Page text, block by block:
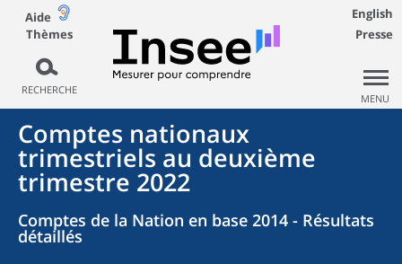
Aide
Thèmes
RECHERCHE
English
Presse
MENU
Comptes nationaux
trimestriels au deuxième
trimestre 2022
Comptes de la Nation en base 2014 - Résultats
détaillés